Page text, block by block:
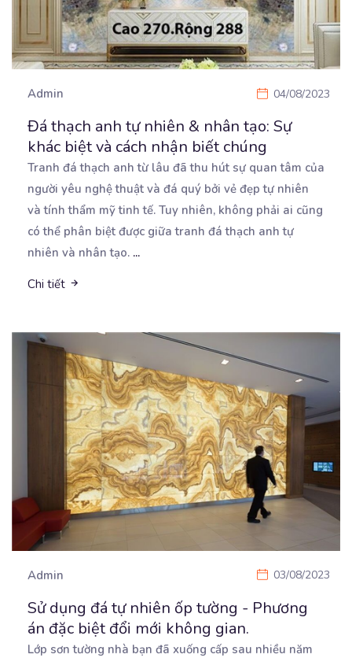
Admin 04/08/2023
Đá thạch anh tự nhiên & nhân tạo: Sự
khác biệt và cách nhận biết chúng
Tranh đá thạch anh từ lâu đã thu hút sự quan tâm của
người yêu nghệ thuật và đá quý bởi vẻ đẹp tự nhiên
và tính thẩm mỹ tinh tế. Tuy nhiên, không phải ai cũng
có thể phân biệt được giữa tranh đá thạch anh tự
nhiên và nhân tạo. ...
Chi tiết
Admin 03/08/2023
Sử dụng đá tự nhiên ốp tường - Phương
án đặc biệt đổi mới không gian.
Lớp sơn tường nhà bạn đã xuống cấp sau nhiều năm